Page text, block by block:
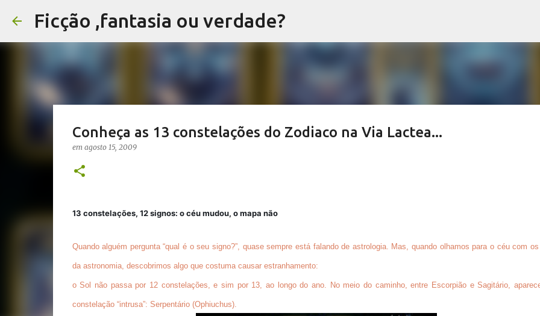
Ficção ,fantasia ou verdade?
Conheça as 13 constelações do Zodiaco na Via Lactea...
em agosto 15, 2009
13 constelações, 12 signos: o céu mudou, o mapa não
Quando alguém pergunta “qual é o seu signo?”, quase sempre está falando de astrologia. Mas, quando olhamos para o céu com
da astronomia, descobrimos algo que costuma causar estranhamento:
oSol não passa por 12 constelações, e sim por 13, ao longo do ano. No meio do caminho, entre Escorpião e Sagitário,
constelação “intrusa”: Serpentário (Ophiuchus).